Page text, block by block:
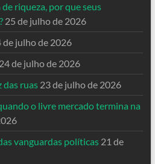
riqueza, por que seus
25 de julho de 2026
de julho de 2026
24 de julho de 2026
ruas 23 de julho de 2026
o livre mercado termina na
vanguardas políticas 21 de